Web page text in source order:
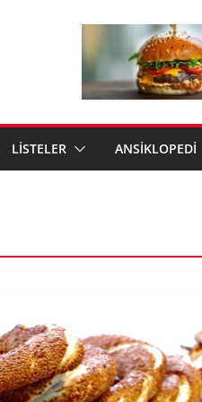
LİSTELER ANSİKLOPEDİ